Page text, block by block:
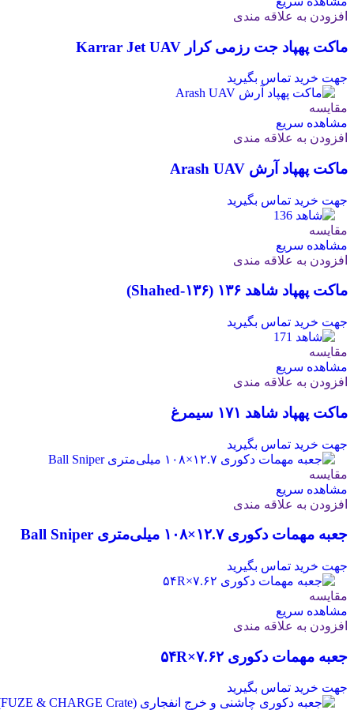
افزودن به علاقه مندی
ماکت پهپاد جت رزمی کرار Karrar Jet UAV
جهت خرید تماس بگیرید
مقایسه
مشاهده سریع
افزودن به علاقه مندی
ماکت پهپاد آرش Arash UAV
جهت خرید تماس بگیرید
مقایسه
مشاهده سریع
افزودن به علاقه مندی
ماکت پهپاد شاهد ۱۳۶ (Shahed‑۱۳۶)
جهت خرید تماس بگیرید
مقایسه
مشاهده سریع
افزودن به علاقه مندی
ماکت پهپاد شاهد ۱۷۱ سیمرغ
جهت خرید تماس بگیرید
مقایسه
مشاهده سریع
افزودن به علاقه مندی
جعبه مهمات دکوری ۱۲.۷×۱۰۸ میلی‌متری Ball Sniper
جهت خرید تماس بگیرید
مقایسه
مشاهده سریع
افزودن به علاقه مندی
جعبه مهمات دکوری ۷.۶۲×۵۴R
جهت خرید تماس بگیرید